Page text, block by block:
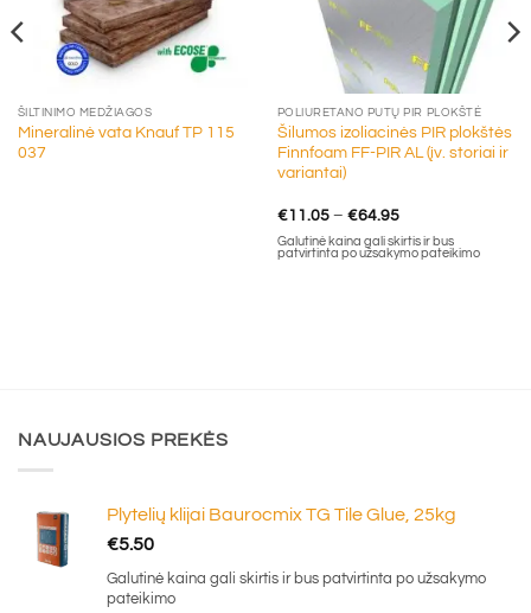
ŠILTINIMO MEDŽIAGOS
Mineralinė vata Knauf TP 115
037
POLIURETANO PUTŲ PIR PLOKŠTĖ
Šilumos izoliacinės PIR plokštės
Finnfoam FF-PIR AL (įv. storiai ir
variantai)
€11.05 – €64.95Price
€11.05
through
Galutinė kaina gali skirtis ir bus
patvirtinta po užsakymo pateikimo
NAUJAUSIOS PREKĖS
Plytelių klijai Baurocmix TG Tile Glue, 25kg
€5.50
Galutinė kaina gali skirtis ir bus patvirtinta po užsakymo
pateikimo